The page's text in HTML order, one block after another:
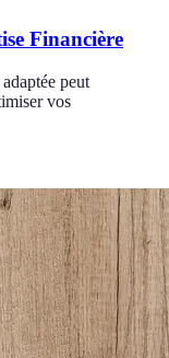
Financière
peut
vos